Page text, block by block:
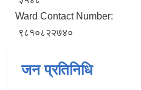
Ward Contact Number:
९८१०८२२७४०
जन प्रतिनिधि